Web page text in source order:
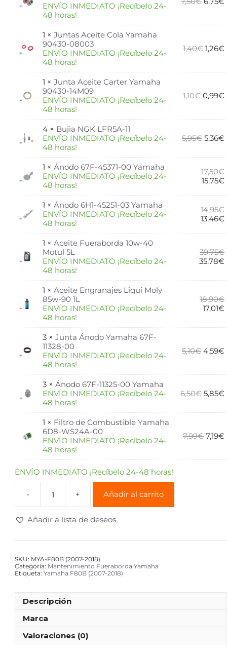
ENVÍO INMEDIATO ¡Recíbelo 24-
48 horas!
1 × Juntas Aceite Cola Yamaha
90430-08003
ENVÍO INMEDIATO ¡Recíbelo 24-
48 horas!
1,40€ 1,26€
1 × Junta Aceite Carter Yamaha
90430-14M09
ENVÍO INMEDIATO ¡Recíbelo 24-
48 horas!
1,10€ 0,99€
4 × Bujia NGK LFR5A-11
ENVÍO INMEDIATO ¡Recíbelo 24-
48 horas!
5,95€ 5,36€
1 × Ánodo 67F-45371-00 Yamaha
ENVÍO INMEDIATO ¡Recíbelo 24-
48 horas!
17,50€
15,75€
1 × Ánodo 6H1-45251-03 Yamaha
ENVÍO INMEDIATO ¡Recíbelo 24-
48 horas!
14,95€
13,46€
1 × Aceite Fueraborda 10w-40
Motul 5L
ENVÍO INMEDIATO ¡Recíbelo 24-
48 horas!
39,75€
35,78€
1 × Aceite Engranajes Liqui Moly
85w-90 1L
ENVÍO INMEDIATO ¡Recíbelo 24-
48 horas!
18,90€
17,01€
3 × Junta Ánodo Yamaha 67F-
11328-00
ENVÍO INMEDIATO ¡Recíbelo 24-
48 horas!
5,10€ 4,59€
3 × Ánodo 67F-11325-00 Yamaha
ENVÍO INMEDIATO ¡Recíbelo 24-
48 horas!
6,50€ 5,85€
1 × Filtro de Combustible Yamaha
6D8-WS24A-00
ENVÍO INMEDIATO ¡Recíbelo 24-
48 horas!
7,99€ 7,19€
ENVÍO INMEDIATO ¡Recíbelo 24-48 horas!
Añadir al carrito
Añadir a lista de deseos
SKU: MYA-F80B (2007-2018)
Categoría: Mantenimiento Fueraborda Yamaha
Etiqueta: Yamaha F80B (2007-2018)
Descripción
Marca
Valoraciones (0)